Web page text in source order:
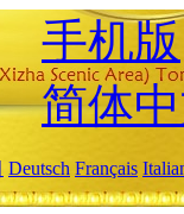
手机版
简体
Deutsch Français